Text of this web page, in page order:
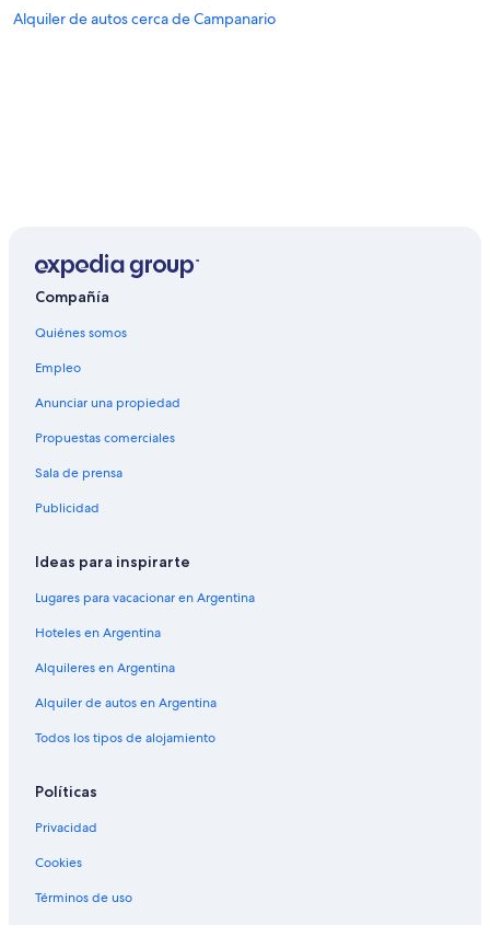
Alquiler de autos cerca de Campanario
Compañía
Quiénes somos
Empleo
Anunciar una propiedad
Propuestas comerciales
Sala de prensa
Publicidad
Ideas para inspirarte
Lugares para vacacionar en Argentina
Hoteles en Argentina
Alquileres en Argentina
Alquiler de autos en Argentina
Todos los tipos de alojamiento
Políticas
Privacidad
Cookies
Términos de uso